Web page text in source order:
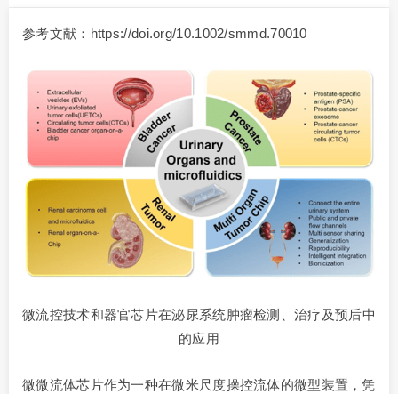
参考文献：https://doi.org/10.1002/smmd.70010
微流控技术和器官芯片在泌尿系统肿瘤检测、治疗及预后中
的应用
微微流体芯片作为一种在微米尺度操控流体的微型装置，凭